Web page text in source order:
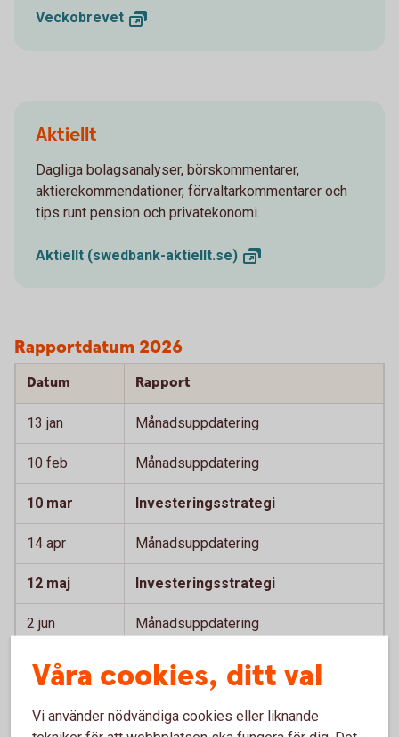
Veckobrevet
Aktiellt
Dagliga bolagsanalyser, börskommentarer,
aktierekommendationer, förvaltarkommentarer och
tips runt pension och privatekonomi.
Aktiellt (swedbank-aktiellt.se)
Rapportdatum 2026
Datum Rapport
13 jan Månadsuppdatering
10 feb Månadsuppdatering
10 mar Investeringsstrategi
14 apr Månadsuppdatering
12 maj Investeringsstrategi
2 jun Månadsuppdatering
30 jun Månadsuppdatering
Våra cookies, ditt val
Vi använder nödvändiga cookies eller liknande